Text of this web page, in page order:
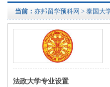
当前： 亦邦留学预科网 > 泰国大
法政大学专业设置